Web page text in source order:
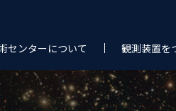
センターについて
観測装置を